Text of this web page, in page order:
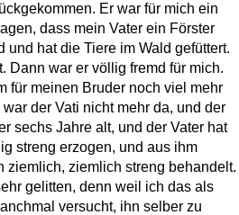
Er war für mich ein
dass mein Vater ein Förster
hat die Tiere im Wald gefüttert.
Dann war er völlig fremd für mich.
für meinen Bruder noch viel mehr
der Vati nicht mehr da, und der
sechs Jahre alt, und der Vater hat
streng erzogen, und aus ihm
ziemlich, ziemlich streng behandelt.
gelitten, denn weil ich das als
versucht, ihn selber zu